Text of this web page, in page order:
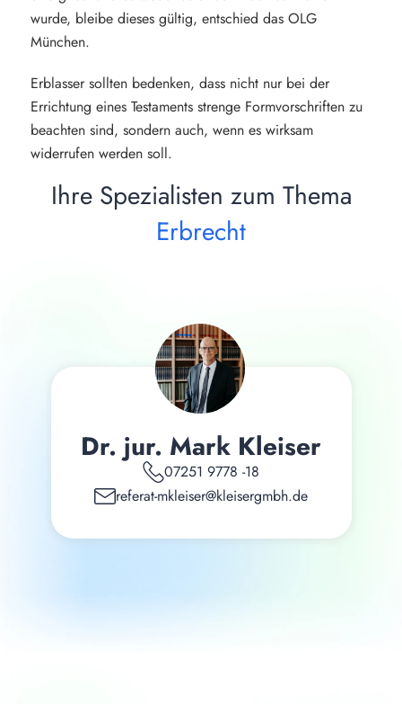
wurde, bleibe dieses gültig, entschied das OLG
München.
Erblasser sollten bedenken, dass nicht nur bei der
Errichtung eines Testaments strenge Formvorschriften zu
beachten sind, sondern auch, wenn es wirksam
widerrufen werden soll.
Ihre Spezialisten zum Thema
Erbrecht
Dr. jur. Mark Kleiser
07251 9778 -18
referat-mkleiser@kleisergmbh.de